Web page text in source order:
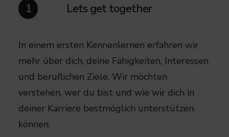
1 Lets get together
In einem ersten Kennenlernen erfahren wir
mehr über dich, deine Fähigkeiten, Interessen
und beruflichen Ziele. Wir möchten
verstehen, wer du bist und wie wir dich in
deiner Karriere bestmöglich unterstützen
können.